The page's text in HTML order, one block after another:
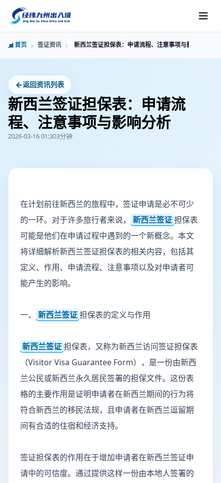
首页 签证资讯 新西兰签证担保表：申请流程、注意事项与影响分析
←返回资讯列表
新西兰签证担保表：申请流
程、注意事项与影响分析
2026-03-16 01:303分钟
在计划前往新西兰的旅程中，签证申请是必不可少
的一环。对于许多旅行者来说，
新西兰签证担保表
可能是他们在申请过程中遇到的一个新概念。本文
将详细解析新西兰签证担保表的相关内容，包括其
定义、作用、申请流程、注意事项以及对申请者可
能产生的影响。
一、 新西兰签证担保表的定义与作用
新西兰签证担保表，又称为新西兰访问签证担保表
（Visitor Visa Guarantee Form），是一份由新西
兰公民或新西兰永久居民签署的担保文件。这份表
格的主要作用是证明申请者在新西兰期间的行为将
符合新西兰的移民法规，且申请者在新西兰逗留期
间有合适的住宿和经济支持。
签证担保表的作用在于增加申请者在新西兰签证申
请中的可信度。通过提供这样一份由本地人签署的